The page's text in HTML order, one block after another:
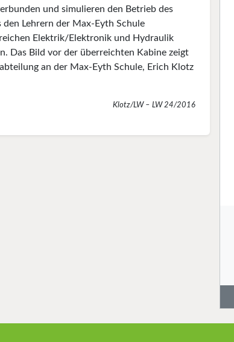
und simulieren den Betrieb des
Lehrern der Max-Eyth Schule
Elektrik/Elektronik und Hydraulik
Das Bild vor der überreichten Kabine zeigt
an der Max-Eyth Schule, Erich Klotz
Klotz/LW – LW 24/2016